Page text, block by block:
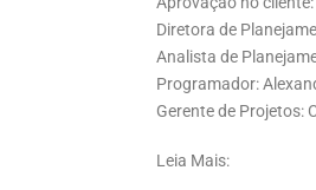
Diretora de
Analista de
Programador:
Gerente de Projetos:
Leia Mais: